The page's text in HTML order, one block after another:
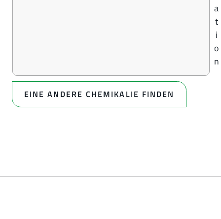
a
t
i
o
n
EINE ANDERE CHEMIKALIE FINDEN